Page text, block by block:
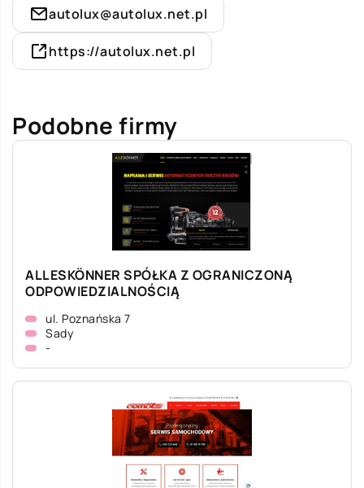
autolux@autolux.net.pl
https://autolux.net.pl
Podobne firmy
ALLESKÖNNER SPÓŁKA Z OGRANICZONĄ
ODPOWIEDZIALNOŚCIĄ
ul. Poznańska 7
Sady
-